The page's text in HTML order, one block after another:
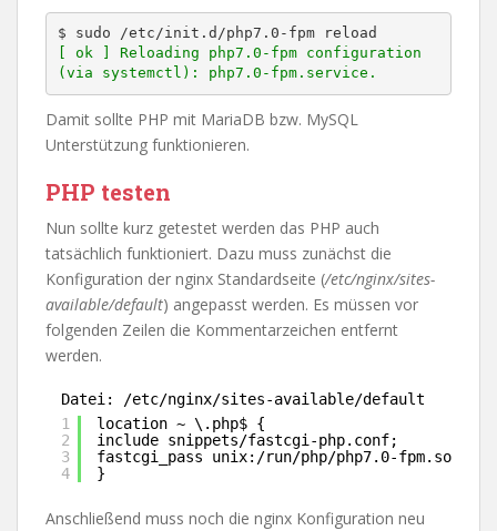
[ ok ] Reloading php7.0-fpm configuration
(via systemctl): php7.0-fpm.service.
Damit sollte PHP mit MariaDB bzw. MySQL
Unterstützung funktionieren.
PHP testen
Nun sollte kurz getestet werden das PHP auch
tatsächlich funktioniert. Dazu muss zunächst die
Konfiguration der nginx Standardseite (/etc/nginx/sites-
available/default) angepasst werden. Es müssen vor
folgenden Zeilen die Kommentarzeichen entfernt
werden.
Datei: /etc/nginx/sites-available/default
1
2
3
4
location ~ \.php$ {
include snippets/fastcgi-php.conf;
fastcgi_pass unix: /run/php/php7.0-fpm.sock;
}
Anschließend muss noch die nginx Konfiguration neu